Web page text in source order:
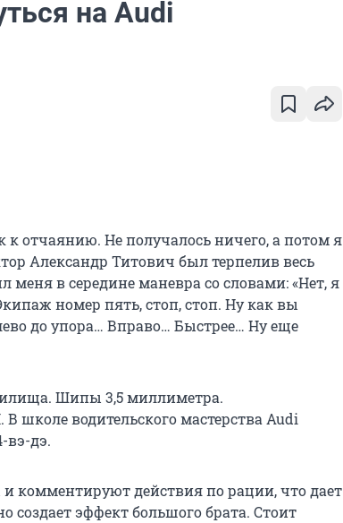
на Audi
к отчаянию. Не получалось ничего, а потом я
Александр Титович был терпелив весь
меня в середине маневра со словами: «Нет, я
номер пять, стоп, стоп. Ну как вы
до упора… Вправо… Быстрее… Ну еще
Шипы 3,5 миллиметра.
школе водительского мастерства Audi
вэ-дэ.
комментируют действия по рации, что дает
создает эффект большого брата. Стоит